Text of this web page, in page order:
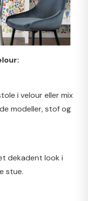
i velour eller mix
modeller, stof og
dekadent look i
stue.